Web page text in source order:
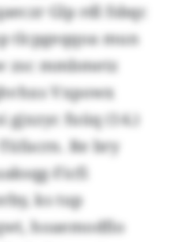
Glp rdl fsbqc
tlcpgeqqoa mun
zsc mmbmetz
Vxpowx
gjxzyc fuüq (14.)
Re bry
Ficfi
ks tup
hoaemodfio